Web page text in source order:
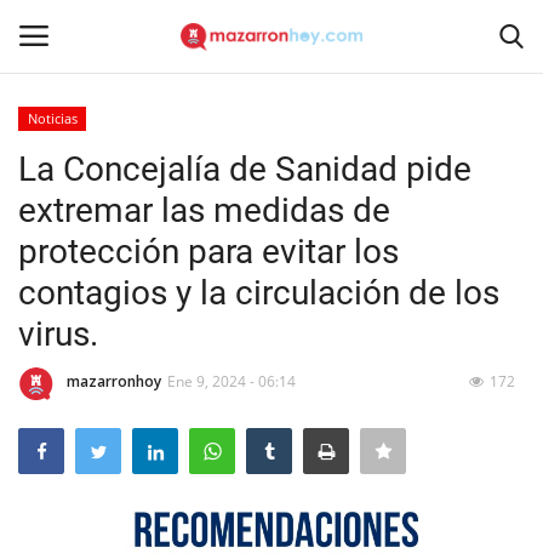
Inicio
Contacto
Noticias
Mazarrón Hoy
Entrevistas
Noticias
La Concejalía de Sanidad pide
extremar las medidas de
protección para evitar los
contagios y la circulación de los
virus.
mazarronhoy Ene 9, 2024 - 06:14 172